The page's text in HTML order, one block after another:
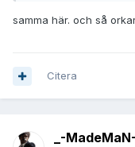
samma här. och så
Citera
_-MadeMaN-_